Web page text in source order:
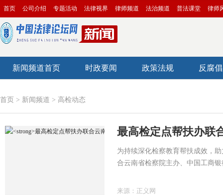
首页 公司介绍 专题活动 法律视界 律师频道 法治频道 普法课堂 律师
新闻频道首页 时政要闻 政策法规 反腐
首页 > 新闻频道 > 高检动态
最高检定点帮扶办联
为持续深化检察教育帮扶成效，
合云南省检察院主办、中国工商
的70名乡村学校的孩子开启了一
来源： 正义网